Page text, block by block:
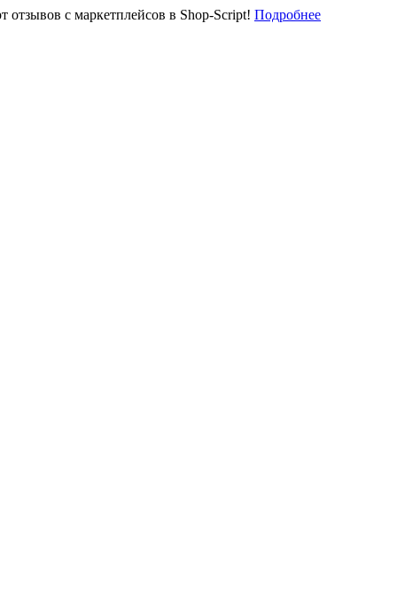
с маркетплейсов в Shop-Script! Подробнее